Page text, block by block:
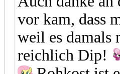
vor kam, dass
weil es damals
reichlich Dip!